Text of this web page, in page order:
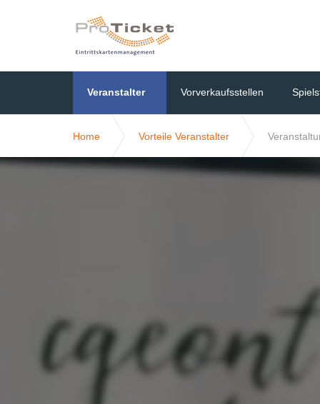
Veranstalter Vorverkaufsstellen
Home Vorteile Veranstalter